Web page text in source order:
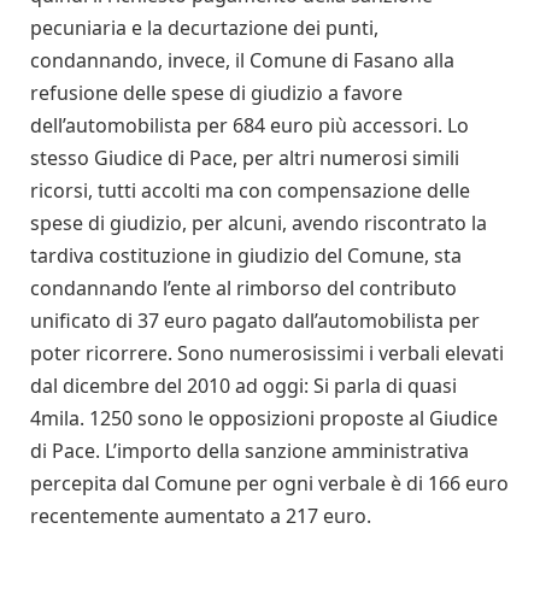
pecuniaria e la decurtazione dei punti,
condannando, invece, il Comune di Fasano alla
refusione delle spese di giudizio a favore
dell’automobilista per 684 euro più accessori. Lo
stesso Giudice di Pace, per altri numerosi simili
ricorsi, tutti accolti ma con compensazione delle
spese di giudizio, per alcuni, avendo riscontrato la
tardiva costituzione in giudizio del Comune, sta
condannando l’ente al rimborso del contributo
unificato di 37 euro pagato dall’automobilista per
poter ricorrere. Sono numerosissimi i verbali elevati
dal dicembre del 2010 ad oggi: Si parla di quasi
4mila. 1250 sono le opposizioni proposte al Giudice
di Pace. L’importo della sanzione amministrativa
percepita dal Comune per ogni verbale è di 166 euro
recentemente aumentato a 217 euro.